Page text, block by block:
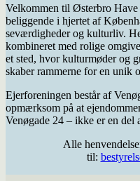
Velkommen til Østerbro
beliggende i hjertet af
seværdigheder og kulturliv.
kombineret med rolige
et sted, hvor kulturmøder og
skaber rammerne for en unik
Ejerforeningen består af
opmærksom på at
Venøgade 24 – ikke er en del
Alle
til: